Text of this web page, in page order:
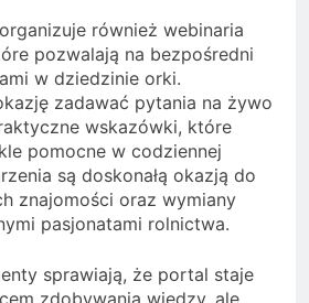
również webinaria
pozwalają na bezpośredni
w dziedzinie orki.
zadawać pytania na żywo
wskazówki, które
pomocne w codziennej
są doskonałą okazją do
znajomości oraz wymiany
pasjonatami rolnictwa.
sprawiają, że portal staje
zdobywania wiedzy, ale